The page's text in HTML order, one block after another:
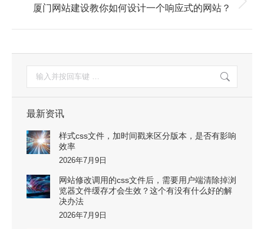
下
篇：
厦门网站建设教你如何设计一个响应式的网站？
索：
最新资讯
样式css文件，加时间戳来区分版本，是否有影响
效率
2026年7月9日
网站修改调用的css文件后，需要用户端清除掉浏
览器文件缓存才会生效？这个有没有什么好的解
决办法
2026年7月9日